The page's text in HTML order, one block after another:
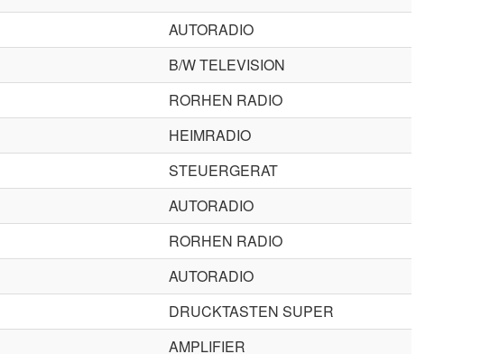
AUTORADIO
B/W TELEVISION
RORHEN RADIO
HEIMRADIO
STEUERGERAT
AUTORADIO
RORHEN RADIO
AUTORADIO
DRUCKTASTEN SUPER
AMPLIFIER